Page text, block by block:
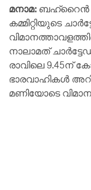
മനാമ:ബഹ്‌റൈന്‍
കമ്മിറ്റിയുടെ
നാലാമത്
രാവിലെ 9.45ന്
ഭാരവാഹികള്‍
മണിയോടെ